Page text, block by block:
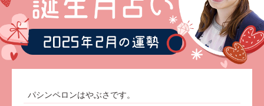
パシンペロンはやぶさです。